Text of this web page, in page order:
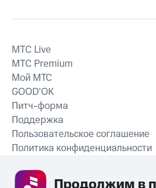
СКАЧАТЬ
MTС Live
MTС Premium
Мой МТС
GOOD’OK
Питч-форма
Поддержка
Пользовательское соглашение
Политика конфиденциальности